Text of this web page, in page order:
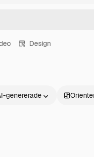
Design
genererade